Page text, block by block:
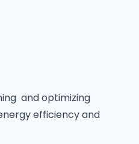
and optimizing
efficiency and